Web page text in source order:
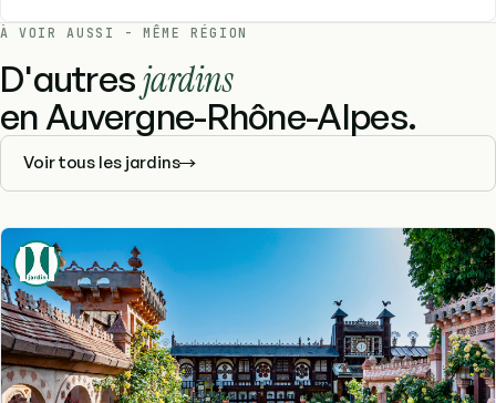
À VOIR AUSSI - MÊME RÉGION
D'autresjardins
en Auvergne-Rhône-Alpes.
Voir tous les jardins